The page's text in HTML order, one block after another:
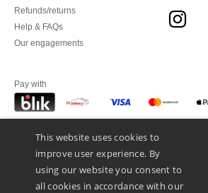
Refunds/returns
Help & FAQs
Our engagements
Pay with
We ship with
This website uses cookies to
improve user experience. By
using our website you consent to
all cookies in accordance with our